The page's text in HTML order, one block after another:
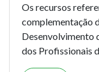
Os recursos
complementação
Desenvolvimento
dos Profissionais